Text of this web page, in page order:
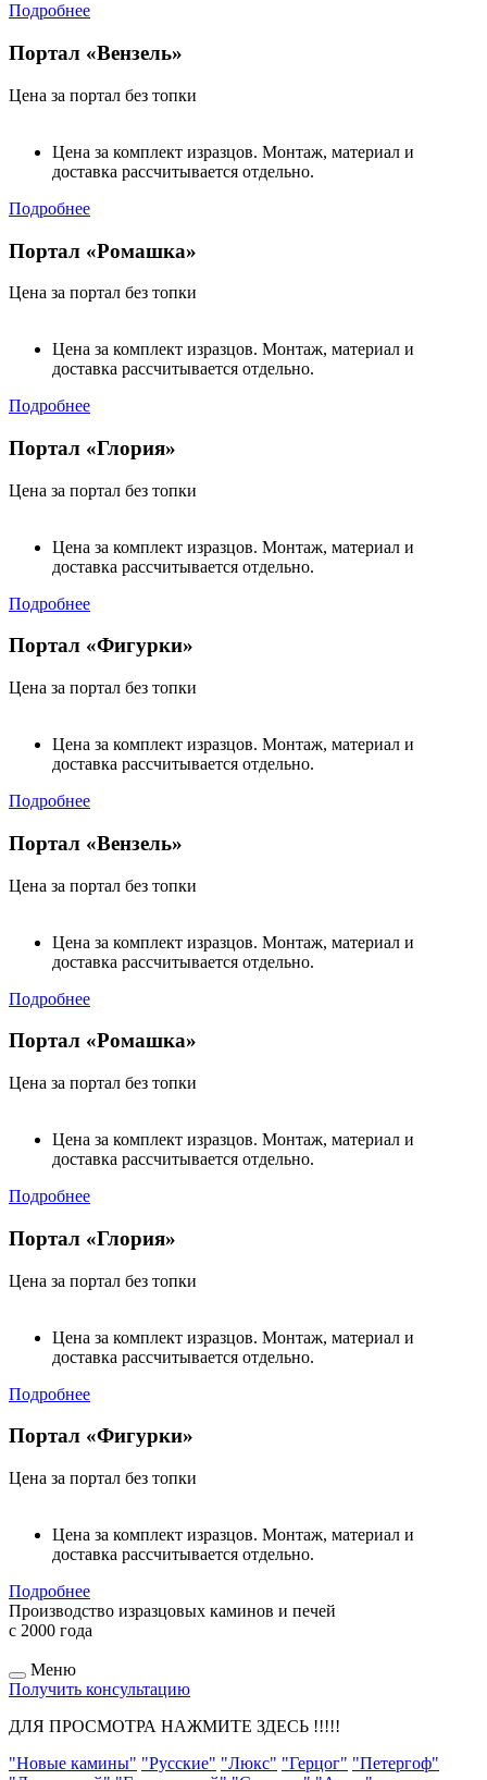
Подробнее
Портал «Вензель»
Цена за портал без топки
Цена за комплект изразцов. Монтаж, материал и
доставка рассчитывается отдельно.
Подробнее
Портал «Ромашка»
Цена за портал без топки
Цена за комплект изразцов. Монтаж, материал и
доставка рассчитывается отдельно.
Подробнее
Портал «Глория»
Цена за портал без топки
Цена за комплект изразцов. Монтаж, материал и
доставка рассчитывается отдельно.
Подробнее
Портал «Фигурки»
Цена за портал без топки
Цена за комплект изразцов. Монтаж, материал и
доставка рассчитывается отдельно.
Подробнее
Портал «Вензель»
Цена за портал без топки
Цена за комплект изразцов. Монтаж, материал и
доставка рассчитывается отдельно.
Подробнее
Портал «Ромашка»
Цена за портал без топки
Цена за комплект изразцов. Монтаж, материал и
доставка рассчитывается отдельно.
Подробнее
Портал «Глория»
Цена за портал без топки
Цена за комплект изразцов. Монтаж, материал и
доставка рассчитывается отдельно.
Подробнее
Портал «Фигурки»
Цена за портал без топки
Цена за комплект изразцов. Монтаж, материал и
доставка рассчитывается отдельно.
Подробнее
Производство изразцовых каминов и печей
с 2000 года
Меню
Получить консультацию
ДЛЯ ПРОСМОТРА НАЖМИТЕ ЗДЕСЬ !!!!!
"Новые камины" "Русские" "Люкс" "Герцог" "Петергоф"